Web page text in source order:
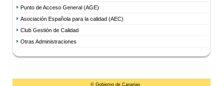
Punto de Acceso General (AGE)
Asociación Española para la calidad (AEC)
Club Gestión de Calidad
Otras Administraciones
© Gobierno de Canarias